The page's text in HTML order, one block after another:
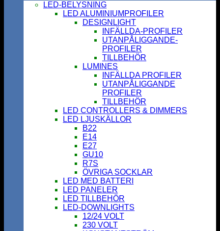
LED-BELYSNING
LED ALUMINIUMPROFILER
DESIGNLIGHT
INFÄLLDA-PROFILER
UTANPÅLIGGANDE-
PROFILER
TILLBEHÖR
LUMINES
INFÄLLDA PROFILER
UTANPÅLIGGANDE
PROFILER
TILLBEHÖR
LED CONTROLLERS & DIMMERS
LED LJUSKÄLLOR
B22
E14
E27
GU10
R7S
ÖVRIGA SOCKLAR
LED MED BATTERI
LED PANELER
LED TILLBEHÖR
LED-DOWNLIGHTS
12/24 VOLT
230 VOLT